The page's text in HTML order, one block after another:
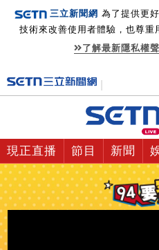
三立新聞網 為了提供更
技術來改善使用者體驗，也尊重
了解最新隱私權
現正直播 節目 新聞